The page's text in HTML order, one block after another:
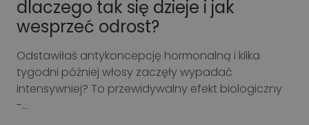
dlaczego tak się dzieje i jak
wesprzeć odrost?
Odstawiłaś antykoncepcję hormonalną i kilka
tygodni później włosy zaczęły wypadać
intensywniej? To przewidywalny efekt biologiczny
-...